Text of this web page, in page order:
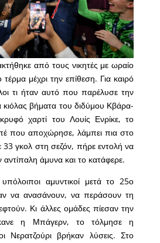
από τους νικητές με ωραίο
μέχρι την επίθεση. Για καιρό
τι ήταν αυτό που παρέλυσε την
βήματα του διδύμου Κβάρα-
χαρτί του Λουίς Ενρίκε, το
που αποχώρησε, λάμπει πια στο
γκολ στη σεζόν, πήρε εντολή να
άμυνα και το κατάφερε.
αμυντικοί μετά το 25ο
να ανασάνουν, να περάσουν τη
Κι άλλες ομάδες πίεσαν την
η Μπάγερν, το τόλμησε η
Νερατζούρι βρήκαν λύσεις. Στο